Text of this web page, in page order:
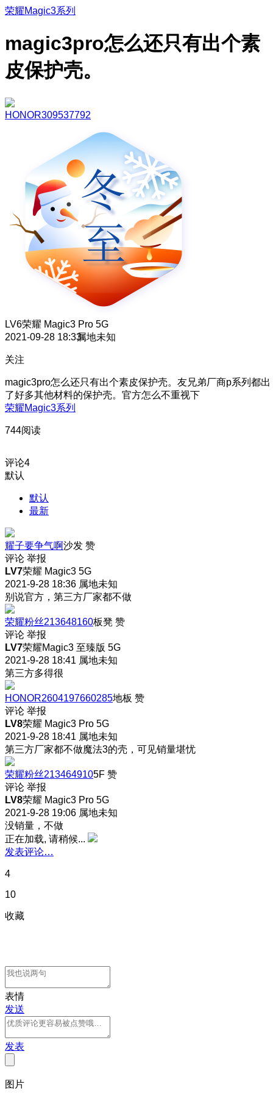
荣耀Magic3系列
magic3pro怎么还只有出个素
皮保护壳。
HONOR309537792
LV6荣耀 Magic3 Pro 5G
2021-09-28 18:33属地未知
关注
magic3pro怎么还只有出个素皮保护壳。友兄弟厂商p系列都出
了好多其他材料的保护壳。官方怎么不重视下
荣耀Magic3系列
744阅读
评论4
默认
默认
最新
耀子要争气啊沙发 赞
评论 举报
LV7荣耀 Magic3 5G
2021-9-28 18:36 属地未知
别说官方，第三方厂家都不做
荣耀粉丝213648160板凳 赞
评论 举报
LV7荣耀Magic3 至臻版 5G
2021-9-28 18:41 属地未知
第三方多得很
HONOR2604197660285地板 赞
评论 举报
LV8荣耀 Magic3 Pro 5G
2021-9-28 18:41 属地未知
第三方厂家都不做魔法3的壳，可见销量堪忧
荣耀粉丝2134649105F 赞
评论 举报
LV8荣耀 Magic3 Pro 5G
2021-9-28 19:06 属地未知
没销量，不做
正在加载, 请稍候...
发表评论…
4
10
收藏
表情
发送
发表
图片